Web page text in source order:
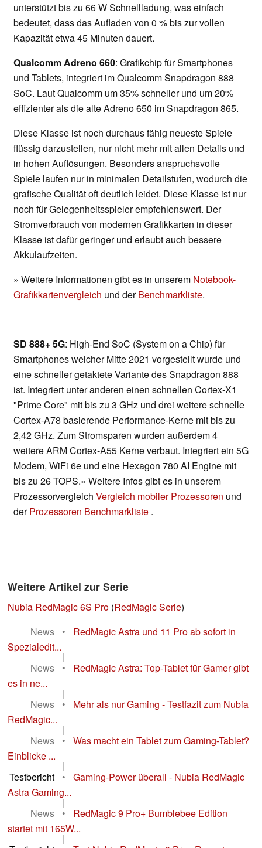
unterstützt bis zu 66 W Schnellladung, was einfach
bedeutet, dass das Aufladen von 0 % bis zur vollen
Kapazität etwa 45 Minuten dauert.
Qualcomm Adreno 660: Grafikchip für Smartphones
und Tablets, integriert im Qualcomm Snapdragon 888
SoC. Laut Qualcomm um 35% schneller und um 20%
effizienter als die alte Adreno 650 im Snapdragon 865.
Diese Klasse ist noch durchaus fähig neueste Spiele
flüssig darzustellen, nur nicht mehr mit allen Details und
in hohen Auflösungen. Besonders anspruchsvolle
Spiele laufen nur in minimalen Detailstufen, wodurch die
grafische Qualität oft deutlich leidet. Diese Klasse ist nur
noch für Gelegenheitsspieler empfehlenswert. Der
Stromverbrauch von modernen Grafikkarten in dieser
Klasse ist dafür geringer und erlaubt auch bessere
Akkulaufzeiten.
» Weitere Informationen gibt es in unserem Notebook-
Grafikkartenvergleich und derBenchmarkliste.
SD 888+ 5G: High-End SoC (System on a Chip) für
Smartphones welcher Mitte 2021 vorgestellt wurde und
eine schneller getaktete Variante des Snapdragon 888
ist. Integriert unter anderen einen schnellen Cortex-X1
"Prime Core" mit bis zu 3 GHz und drei weitere schnelle
Cortex-A78 basierende Performance-Kerne mit bis zu
2,42 GHz. Zum Stromsparen wurden außerdem 4
weitere ARM Cortex-A55 Kerne verbaut. Integriert ein 5G
Modem, WiFi 6e und eine Hexagon 780 AI Engine mit
bis zu 26 TOPS.» Weitere Infos gibt es in unserem
Prozessorvergleich Vergleich mobiler Prozessoren und
derProzessoren Benchmarkliste .
Weitere Artikel zur Serie
Nubia RedMagic 6S Pro (RedMagic Serie)
News
•
RedMagic Astra und 11 Pro ab sofort in
Spezialedit...
|
News
•
RedMagic Astra: Top-Tablet für Gamer gibt
es in ne...
|
News
•
Mehr als nur Gaming - Testfazit zum Nubia
RedMagic...
|
News
•
Was macht ein Tablet zum Gaming-Tablet?
Einblicke ...
|
Testbericht
•
Gaming-Power überall - Nubia RedMagic
Astra Gaming...
|
News
•
RedMagic 9 Pro+ Bumblebee Edition
startet mit 165W...
|